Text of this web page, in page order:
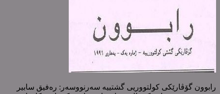
رابوون گۆڤارێکی کولتووریی گشتییە سەرنووسەر: رەفیق سابیر